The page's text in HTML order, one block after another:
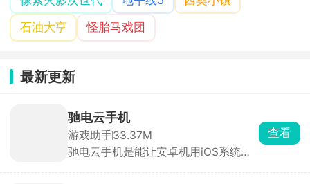
石油大亨
怪胎马戏团
最新更新
驰电云手机
游戏助手33.37M
驰电云手机是能让安卓机用iOS系统的
查看